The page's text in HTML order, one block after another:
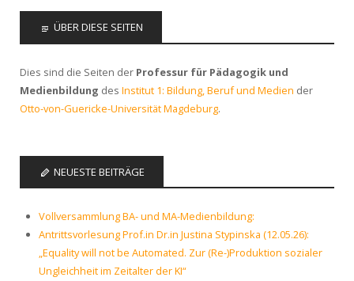
ÜBER DIESE SEITEN
Dies sind die Seiten der Professur für Pädagogik und
Medienbildung des Institut 1: Bildung, Beruf und Medien der
Otto-von-Guericke-Universität Magdeburg.
NEUESTE BEITRÄGE
Vollversammlung BA- und MA-Medienbildung:
Antrittsvorlesung Prof.in Dr.in Justina Stypinska (12.05.26):
„Equality will not be Automated. Zur (Re-)Produktion sozialer
Ungleichheit im Zeitalter der KI“